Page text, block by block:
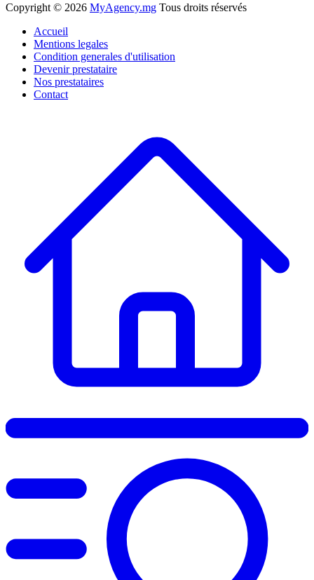
Copyright © 2026 MyAgency.mg Tous droits réservés
Accueil
Mentions legales
Condition generales d'utilisation
Devenir prestataire
Nos prestataires
Contact